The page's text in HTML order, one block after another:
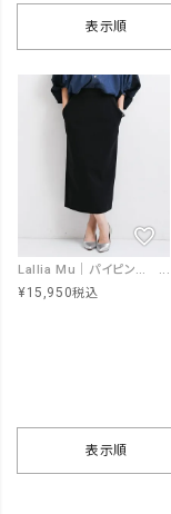
表示順
Lallia Mu｜パイピングポケットタイトスカート [[2513803]][F]
¥15,950税込
表示順